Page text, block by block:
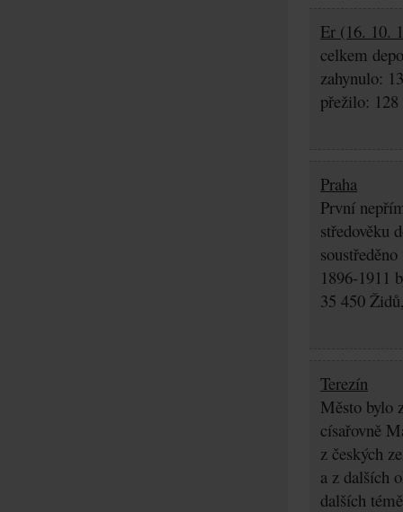
Er (16. 10.
celkem
zahynulo:
přežilo: 128
Praha
První
středověku
1896-1911
35 450
Terezín
Město bylo
císařovně
z českých
a z dalších
dalších